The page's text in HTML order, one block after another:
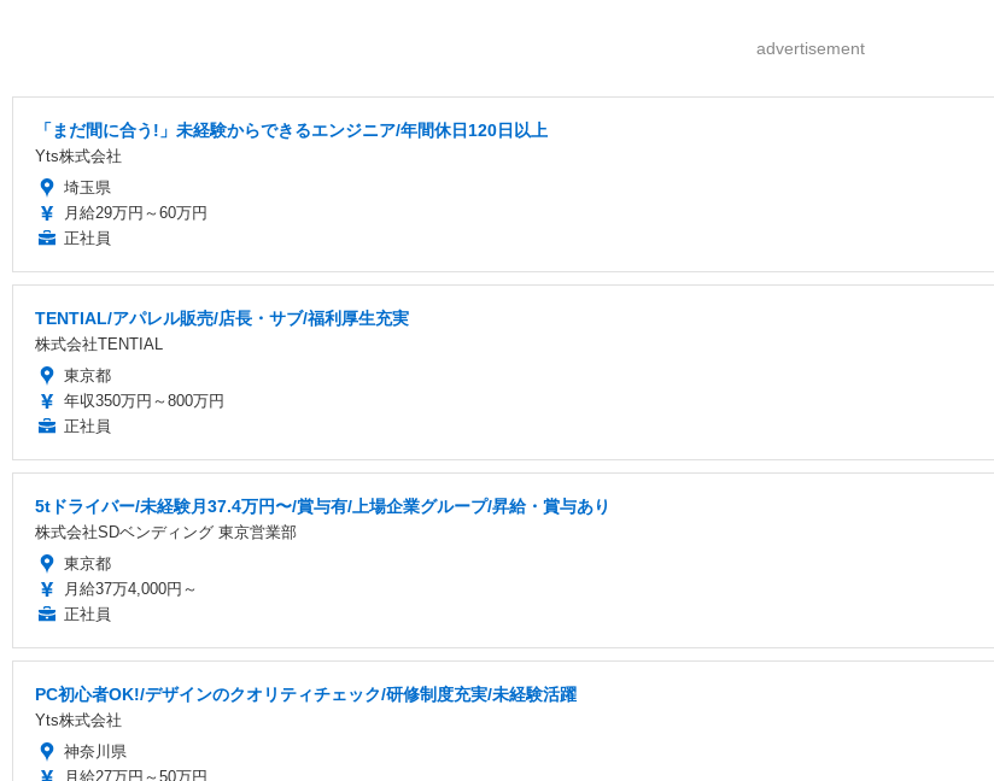
advertisement
「まだ間に合う!」未経験からできるエンジニア/年間休日120日以上
Yts株式会社
埼玉県
月給29万円～60万円
正社員
TENTIAL/アパレル販売/店長・サブ/福利厚生充実
株式会社TENTIAL
東京都
年収350万円～800万円
正社員
5tドライバー/未経験月37.4万円〜/賞与有/上場企業グループ/昇給・賞与あり
株式会社SDベンディング 東京営業部
東京都
月給37万4,000円～
正社員
PC初心者OK!/デザインのクオリティチェック/研修制度充実/未経験活躍
Yts株式会社
神奈川県
月給27万円～50万円